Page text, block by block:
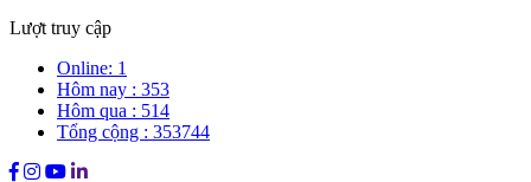
Lượt truy cập
Online: 1
Hôm nay : 353
Hôm qua : 514
Tổng cộng : 353744